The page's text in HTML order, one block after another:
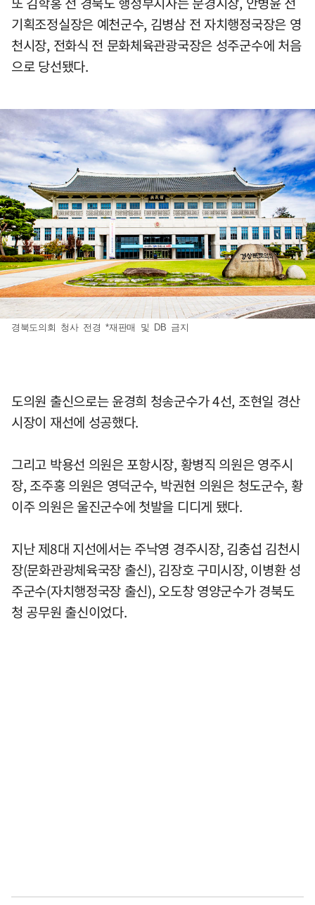
기획조정실장은 예천군수, 김병삼 전 자치행정국장은 영
천시장, 전화식 전 문화체육관광국장은 성주군수에 처음
으로 당선됐다.
경북도의회 청사 전경 *재판매 및 DB 금지
도의원 출신으로는 윤경희 청송군수가 4선, 조현일 경산
시장이 재선에 성공했다.
그리고 박용선 의원은 포항시장, 황병직 의원은 영주시
장, 조주홍 의원은 영덕군수, 박권현 의원은 청도군수, 황
이주 의원은 울진군수에 첫발을 디디게 됐다.
지난 제8대 지선에서는 주낙영 경주시장, 김충섭 김천시
장(문화관광체육국장 출신), 김장호 구미시장, 이병환 성
주군수(자치행정국장 출신), 오도창 영양군수가 경북도
청 공무원 출신이었다.